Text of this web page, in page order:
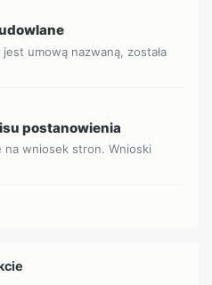
umową nazwaną, została
postanowienia
na wniosek stron. Wnioski